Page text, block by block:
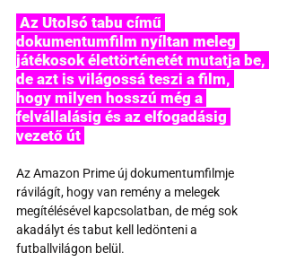
dokumentumfilm nyíltan meleg
játékosok élettörténetét mutatja be,
de azt is világossá teszi a film,
hogy milyen hosszú még a
felvállalásig és az elfogadásig
vezető út
Az Amazon Prime új dokumentumfilmje
rávilágít, hogy van remény a melegek
megítélésével kapcsolatban, de még sok
akadályt és tabut kell ledönteni a
futballvilágon belül.